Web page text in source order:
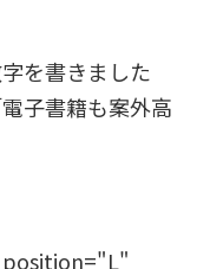
を書きました
子書籍も案外高